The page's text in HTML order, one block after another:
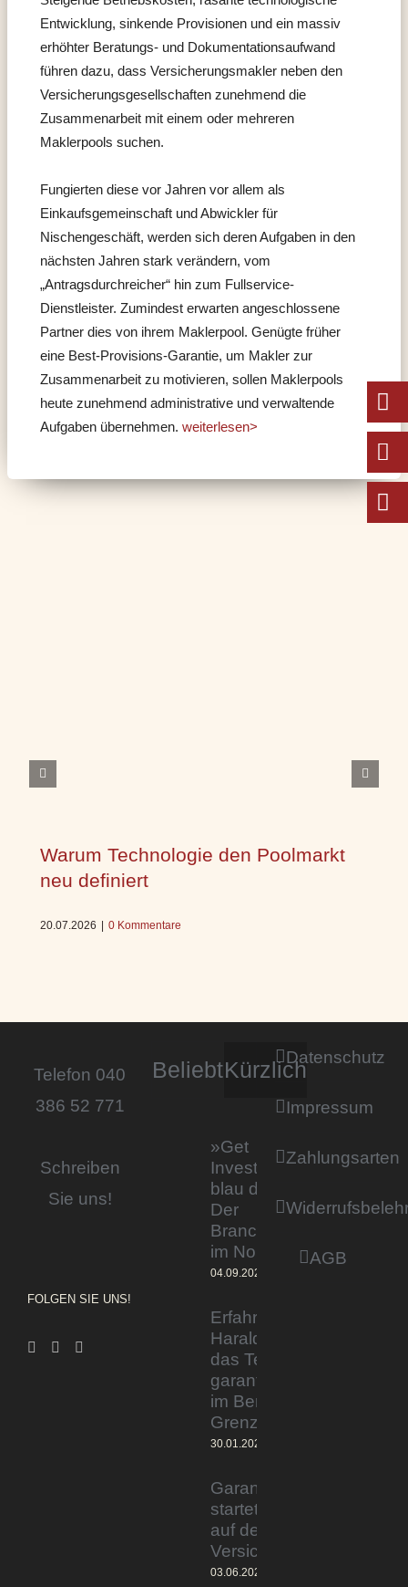
Entwicklung, sinkende Provisionen und ein massiv
erhöhter Beratungs- und Dokumentationsaufwand
führen dazu, dass Versicherungsmakler neben den
Versicherungsgesellschaften zunehmend die
Zusammenarbeit mit einem oder mehreren
Maklerpools suchen.
Fungierten diese vor Jahren vor allem als
Einkaufsgemeinschaft und Abwickler für
Nischengeschäft, werden sich deren Aufgaben in den
nächsten Jahren stark verändern, vom
„Antragsdurchreicher“ hin zum Fullservice-
Dienstleister. Zumindest erwarten angeschlossene
Partner dies von ihrem Maklerpool. Genügte früher
eine Best-Provisions-Garantie, um Makler zur
Zusammenarbeit zu motivieren, sollen Maklerpools
heute zunehmend administrative und verwaltende
Aufgaben übernehmen. weiterlesen>
Warum Technologie den Poolmarkt
neu definiert
20.07.2026 | 0 Kommentare
Telefon 040
386 52 771
Schreiben
Sie uns!
FOLGEN SIE UNS!
BeliebtKürzlich
»Get
Invested by
blau direkt«:
Der
Branchentag
im Norden
04.09.2023
Erfahrener Experte
Harald Wesely stärkt
das Team von
garantiertmehrnetto.de
im Bereich
Grenzgänger
30.01.2024
Garantiertmehrnetto.de®
startet Vermittlerplattform
auf deutschem
Versicherungsmarkt
03.06.2023
Datenschutz
Impressum
Zahlungsarten
AGB